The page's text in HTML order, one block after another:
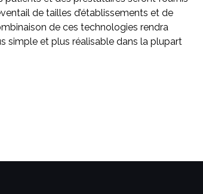
de tailles d’établissements et de
de ces technologies rendra
simple et plus réalisable dans la plupart